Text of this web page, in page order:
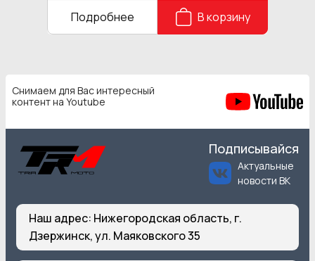
Подробнее В корзину
Снимаем для Вас интересный
контент на Youtube
Подписывайся
Актуальные
новости ВК
Наш адрес: Нижегородская область, г.
Дзержинск, ул. Маяковского 35